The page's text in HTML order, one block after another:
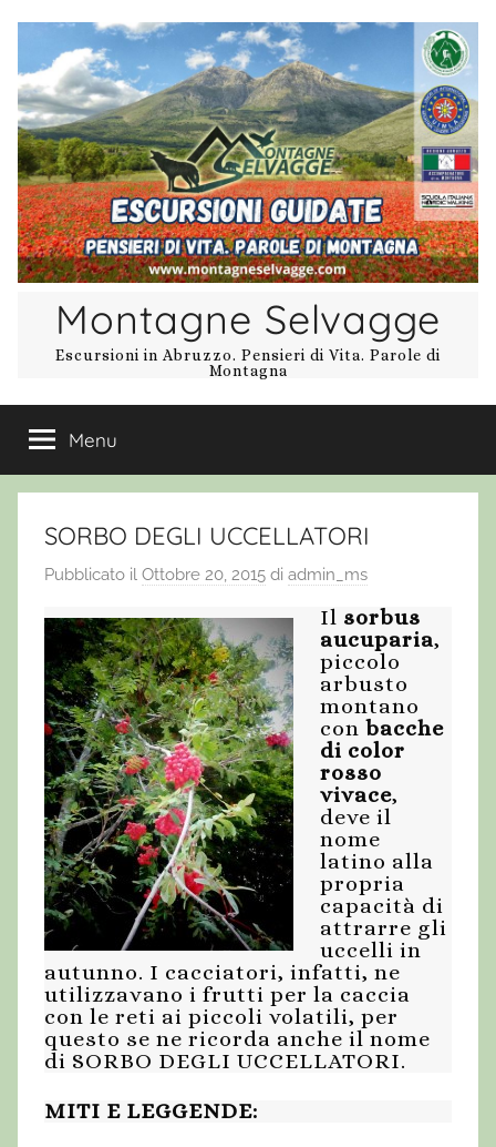
contenuto
Montagne Selvagge
Escursioni in Abruzzo. Pensieri di Vita. Parole di
Montagna
Menu
SORBO DEGLI UCCELLATORI
Pubblicato il Ottobre 20, 2015 di admin_ms
Il sorbus
aucuparia,
piccolo
arbusto
montano
con bacche
di color
rosso
vivace,
deve il
nome
latino alla
propria
capacità di
attrarre gli
uccelli in
autunno. I cacciatori, infatti, ne
utilizzavano i frutti per la caccia
con le reti ai piccoli volatili, per
questo se ne ricorda anche il nome
di SORBO DEGLI UCCELLATORI.
MITI E LEGGENDE: